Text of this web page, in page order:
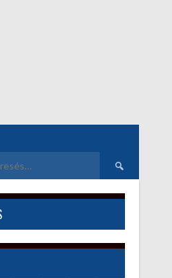
Keresés: